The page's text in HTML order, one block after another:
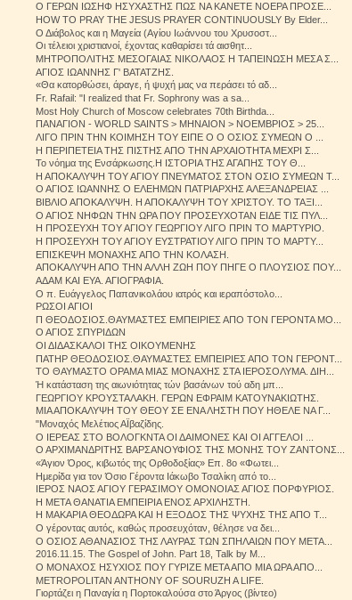
Ο ΓΕΡΩΝ ΙΩΣΗΦ ΗΣΥΧΑΣΤΗΣ ΠΩΣ ΝΑ ΚΑΝΕΤΕ ΝΟΕΡΑ ΠΡΟΣΕ...
HOW TO PRAY THE JESUS PRAYER CONTINUOUSLY By Elder...
Ο Διάβολος και η Μαγεία (Αγίου Ιωάννου του Χρυσοστ...
Οι τέλειοι χριστιανοί, έχοντας καθαρίσει τά αισθητ...
ΜΗΤΡΟΠΟΛΙΤΗΣ ΜΕΣΟΓΑΙΑΣ ΝΙΚΟΛΑΟΣ Η ΤΑΠΕΙΝΩΣΗ ΜΕΣΑ Σ...
ΑΓΙΟΣ ΙΩΑΝΝΗΣ Γ' ΒΑΤΑΤΖΗΣ.
«Θα κατορθώσει, άραγε, ή ψυχή μας να περάσει τό αδ...
Fr. Rafail: "I realized that Fr. Sophrony was a sa...
Most Holy Church of Moscow celebrates 70th Birthda...
ΠΑΝΑΓΙΟΝ - WORLD SAINTS > ΜΗΝΑΙΟΝ > ΝΟΕΜΒΡΙΟΣ > 25...
ΛΙΓΟ ΠΡΙΝ ΤΗΝ ΚΟΙΜΗΣΗ ΤΟΥ ΕΙΠΕ Ο Ο ΟΣΙΟΣ ΣΥΜΕΩΝ Ο ...
Η ΠΕΡΙΠΕΤΕΙΑ ΤΗΣ ΠΙΣΤΗΣ ΑΠΟ ΤΗΝ ΑΡΧΑΙΟΤΗΤΑ ΜΕΧΡΙ Σ...
Το νόημα της Ενσάρκωσης.Η ΙΣΤΟΡΙΑ ΤΗΣ ΑΓΑΠΗΣ ΤΟΥ Θ...
Η ΑΠΟΚΑΛΥΨΗ ΤΟΥ ΑΓΙΟΥ ΠΝΕΥΜΑΤΟΣ ΣΤΟΝ ΟΣΙΟ ΣΥΜΕΩΝ Τ...
Ο ΑΓΙΟΣ ΙΩΑΝΝΗΣ Ο ΕΛΕΗΜΩΝ ΠΑΤΡΙΑΡΧΗΣ ΑΛΕΞΑΝΔΡΕΙΑΣ ...
ΒΙΒΛΙΟ ΑΠΟΚΑΛΥΨΗ. Η ΑΠΟΚΑΛΥΨΗ ΤΟΥ ΧΡΙΣΤΟΥ. ΤΟ ΤΑΞΙ...
Ο ΑΓΙΟΣ ΝΗΦΩΝ ΤΗΝ ΩΡΑ ΠΟΥ ΠΡΟΣΕΥΧΟΤΑΝ ΕΙΔΕ ΤΙΣ ΠΥΛ...
Η ΠΡΟΣΕΥΧΗ ΤΟΥ ΑΓΙΟΥ ΓΕΩΡΓΙΟΥ ΛΙΓΟ ΠΡΙΝ ΤΟ ΜΑΡΤΥΡΙΟ.
Η ΠΡΟΣΕΥΧΗ ΤΟΥ ΑΓΙΟΥ ΕΥΣΤΡΑΤΙΟΥ ΛΙΓΟ ΠΡΙΝ ΤΟ ΜΑΡΤΥ...
ΕΠΙΣΚΕΨΗ ΜΟΝΑΧΗΣ ΑΠΟ ΤΗΝ ΚΟΛΑΣΗ.
ΑΠΟΚΑΛΥΨΗ ΑΠΟ ΤΗΝ ΑΛΛΗ ΖΩΗ ΠΟΥ ΠΗΓΕ Ο ΠΛΟΥΣΙΟΣ ΠΟΥ...
ΑΔΑΜ ΚΑΙ ΕΥΑ. ΑΓΙΟΓΡΑΦΙΑ.
Ο π. Ευάγγελος Παπανικολάου ιατρός και ιεραπόστολο...
ΡΩΣΟΙ ΑΓΙΟΙ
Π ΘΕΟΔΟΣΙΟΣ.ΘΑΥΜΑΣΤΕΣ ΕΜΠΕΙΡΙΕΣ ΑΠΟ ΤΟΝ ΓΕΡΟΝΤΑ ΜΟ...
Ο ΑΓΙΟΣ ΣΠΥΡΙΔΩΝ
ΟΙ ΔΙΔΑΣΚΑΛΟΙ ΤΗΣ ΟΙΚΟΥΜΕΝΗΣ
ΠΑΤΗΡ ΘΕΟΔΟΣΙΟΣ.ΘΑΥΜΑΣΤΕΣ ΕΜΠΕΙΡΙΕΣ ΑΠΟ ΤΟΝ ΓΕΡΟΝΤ...
ΤΟ ΘΑΥΜΑΣΤΟ ΟΡΑΜΑ ΜΙΑΣ ΜΟΝΑΧΗΣ ΣΤΑ ΙΕΡΟΣΟΛΥΜΑ. ΔΙΗ...
Ή κατάσταση της αιωνιότητας τών βασάνων τού αδη μπ...
ΓΕΩΡΓΙΟΥ ΚΡΟΥΣΤΑΛΑΚΗ. ΓΕΡΩΝ ΕΦΡΑΙΜ ΚΑΤΟΥΝΑΚΙΩΤΗΣ.
ΜΙΑ ΑΠΟΚΑΛΥΨΗ ΤΟΥ ΘΕΟΥ ΣΕ ΕΝΑ ΛΗΣΤΗ ΠΟΥ ΗΘΕΛΕ ΝΑ Γ...
"Μοναχός Μελέτιος ΑΪβαζίδης.
Ο ΙΕΡΕΑΣ ΣΤΟ ΒΟΛΟΓΚΝΤΑ ΟΙ ΔΑΙΜΟΝΕΣ ΚΑΙ ΟΙ ΑΓΓΕΛΟΙ ...
Ο ΑΡΧΙΜΑΝΔΡΙΤΗΣ ΒΑΡΣΑΝΟΥΦΙΟΣ ΤΗΣ ΜΟΝΗΣ ΤΟΥ ΖΑΝΤΟΝΣ...
«Άγιον Όρος, κιβωτός της Ορθοδοξίας» Επ. 8ο «Φωτει...
Ημερίδα για τον Όσιο Γέροντα Ιάκωβο Τσαλίκη από το...
ΙΕΡΟΣ ΝΑΟΣ ΑΓΙΟΥ ΓΕΡΑΣΙΜΟΥ ΟΜΟΝΟΙΑΣ ΑΓΙΟΣ ΠΟΡΦΥΡΙΟΣ.
Η ΜΕΤΑ ΘΑΝΑΤΙΑ ΕΜΠΕΙΡΙΑ ΕΝΟΣ ΑΡΧΙΛΗΣΤΗ.
Η ΜΑΚΑΡΙΑ ΘΕΟΔΩΡΑ ΚΑΙ Η ΕΞΟΔΟΣ ΤΗΣ ΨΥΧΗΣ ΤΗΣ ΑΠΟ Τ...
O γέροντας αυτός, καθώς προσευχόταν, θέλησε να δει...
Ο ΟΣΙΟΣ ΑΘΑΝΑΣΙΟΣ ΤΗΣ ΛΑΥΡΑΣ ΤΩΝ ΣΠΗΛΑΙΩΝ ΠΟΥ ΜΕΤΑ...
2016.11.15. The Gospel of John. Part 18, Talk by M...
Ο ΜΟΝΑΧΟΣ ΗΣΥΧΙΟΣ ΠΟΥ ΓΥΡΙΖΕ ΜΕΤΑ ΑΠΟ ΜΙΑ ΩΡΑ ΑΠΟ...
METROPOLITAN ANTHONY OF SOURUZH A LIFE.
Γιορτάζει η Παναγία η Πορτοκαλούσα στο Άργος (βίντεο)